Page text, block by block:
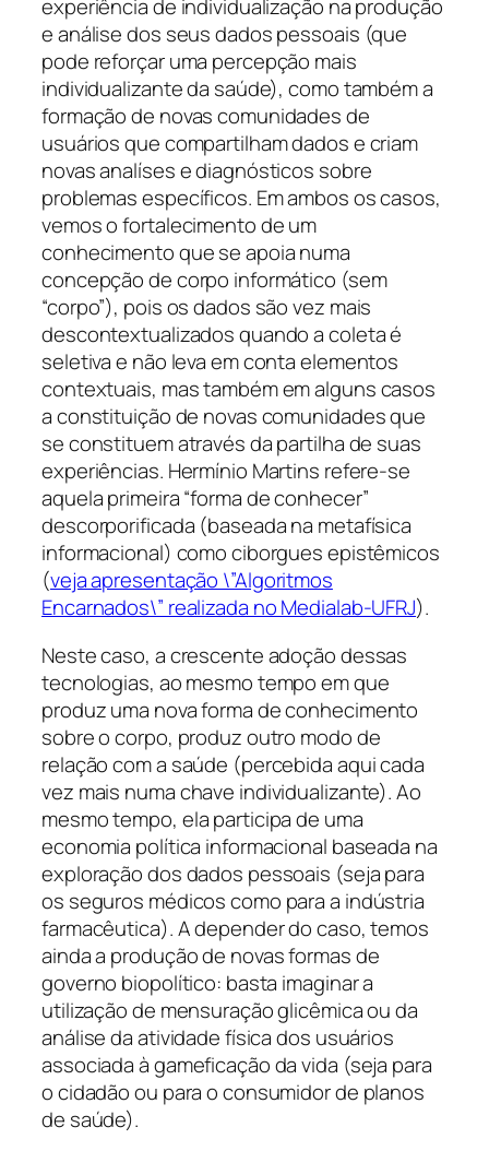
experiência de individualização na produção
e análise dos seus dados pessoais (que
pode reforçar uma percepção mais
individualizante da saúde), como também a
formação de novas comunidades de
usuários que compartilham dados e criam
novas analíses e diagnósticos sobre
problemas específicos. Em ambos os casos,
vemos o fortalecimento de um
conhecimento que se apoia numa
concepção de corpo informático (sem
“corpo”), pois os dados são vez mais
descontextualizados quando a coleta é
seletiva e não leva em conta elementos
contextuais, mas também em alguns casos
a constituição de novas comunidades que
se constituem através da partilha de suas
experiências. Hermínio Martins refere-se
aquela primeira “forma de conhecer”
descorporificada (baseada na metafísica
informacional) como ciborgues epistêmicos
(veja apresentação \”Algoritmos
Encarnados\” realizada no Medialab-UFRJ).
Neste caso, a crescente adoção dessas
tecnologias, ao mesmo tempo em que
produz uma nova forma de conhecimento
sobre o corpo, produz outro modo de
relação com a saúde (percebida aqui cada
vez mais numa chave individualizante). Ao
mesmo tempo, ela participa de uma
economia política informacional baseada na
exploração dos dados pessoais (seja para
os seguros médicos como para a indústria
farmacêutica). A depender do caso, temos
ainda a produção de novas formas de
governo biopolítico: basta imaginar a
utilização de mensuração glicêmica ou da
análise da atividade física dos usuários
associada à gameficação da vida (seja para
o cidadão ou para o consumidor de planos
de saúde).